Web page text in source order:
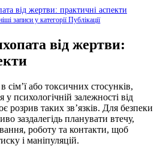
від жертви: практичні аспекти
записи у категорії Публікації
від жертви:
сім’ї або токсичних стосунків,
у психологічній залежності від
розрив таких зв’язків. Для безпеки
заздалегідь планувати втечу,
роботу та контакти, щоб
і маніпуляцій.